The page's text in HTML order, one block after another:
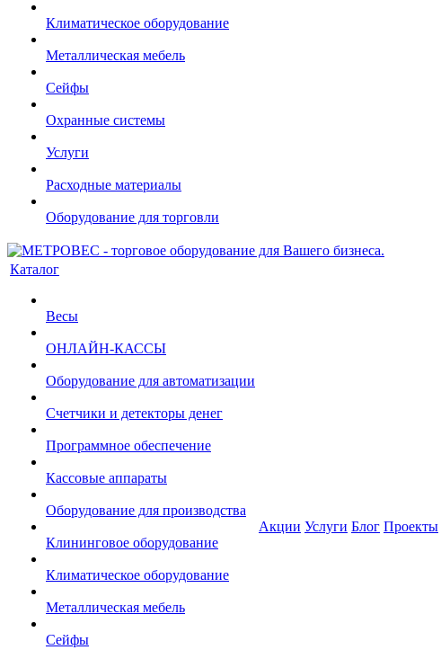
Климатическое оборудование
Металлическая мебель
Сейфы
Охранные системы
Услуги
Расходные материалы
Оборудование для торговли
Каталог
Весы
ОНЛАЙН-КАССЫ
Оборудование для автоматизации
Счетчики и детекторы денег
Программное обеспечение
Кассовые аппараты
Оборудование для производства
Клининговое оборудование
Климатическое оборудование
Металлическая мебель
Сейфы
Акции Услуги Блог Проекты